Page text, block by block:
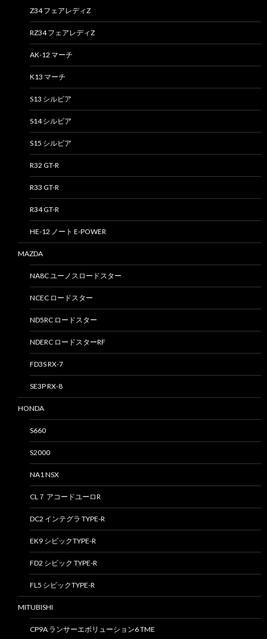
Z34 フェアレディZ
RZ34 フェアレディZ
AK-12 マーチ
K13 マーチ
S13 シルビア
S14 シルビア
S15 シルビア
R32 GT-R
R33 GT-R
R34 GT-R
HE-12 ノート E-POWER
MAZDA
NA8C ユーノスロードスター
NCEC ロードスター
ND5RC ロードスター
NDERC ロードスターRF
FD3S RX-7
SE3P RX-8
HONDA
S660
S2000
NA1 NSX
CL７ アコードユーロR
DC2 インテグラ TYPE-R
EK9 シビックTYPE-R
FD2 シビック TYPE-R
FL5 シビックTYPE-R
MITUBISHI
CP9A ランサーエボリューション6 TME